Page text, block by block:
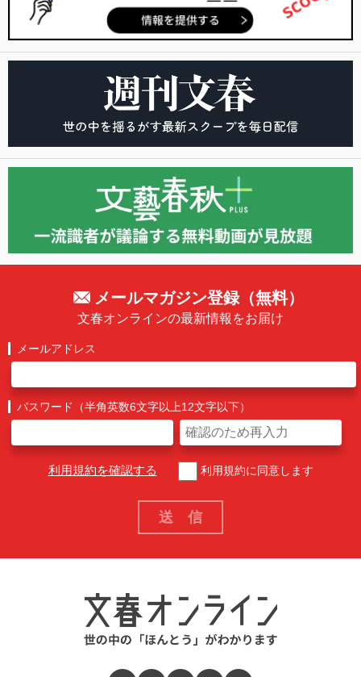
メールマガジン登録（無料）
文春オンラインの最新情報をお届け
メールアドレス
パスワード（半角英数6文字以上12文字以下）
利用規約を確認する 利用規約に同意します